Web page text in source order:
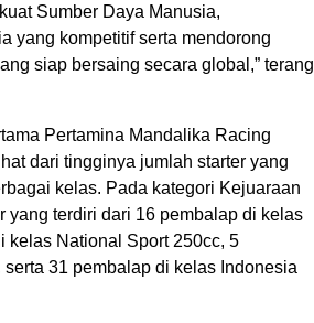
Sumber Daya Manusia,
yang kompetitif serta mendorong
siap bersaing secara global,” terang
Pertamina Mandalika Racing
dari tingginya jumlah starter yang
kelas. Pada kategori Kejuaraan
yang terdiri dari 16 pembalap di kelas
kelas National Sport 250cc, 5
31 pembalap di kelas Indonesia